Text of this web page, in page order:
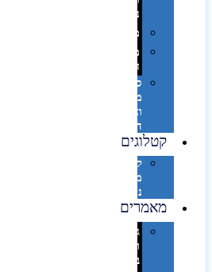
נסיעות
מטריות
מוצרי
חוף
סביבת
מחשב
וציוד
היקפי
קטלוגים
קטלוג
מוצרי
נייר
מאמרים
גימורים
והשבחות
בדפוס